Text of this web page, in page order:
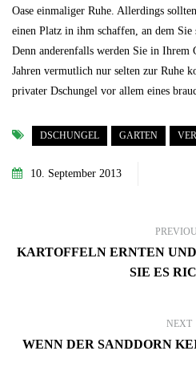
Oase einmaliger Ruhe. Allerdings
einen Platz in ihm schaffen, an dem Sie
Denn anderenfalls werden Sie in Ihrem
Jahren vermutlich nur selten zur Ruhe
privater Dschungel vor allem eines
DSCHUNGEL GARTEN
10. September 2013
KARTOFFELN ERNTEN
SIE ES
NEXT
WENN DER SANDDORN